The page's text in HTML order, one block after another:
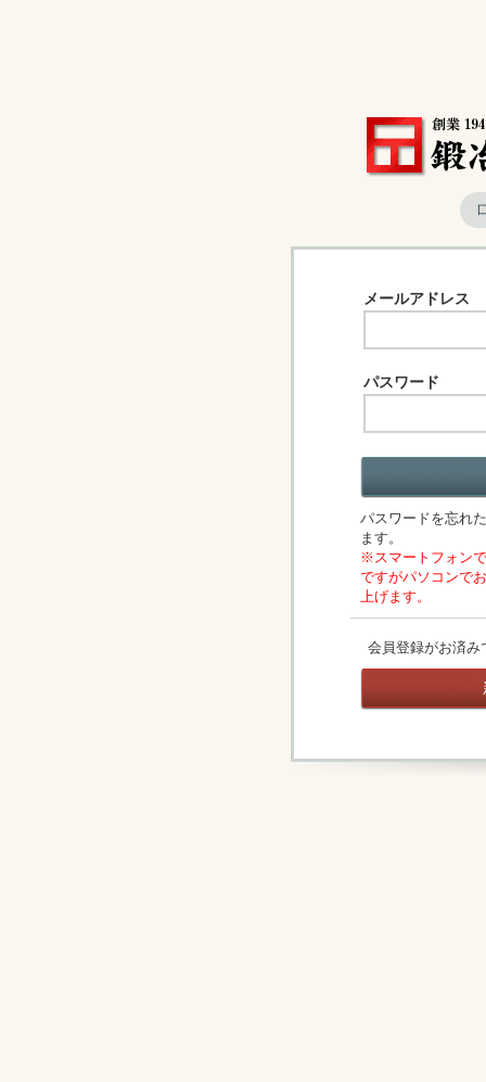
メールアドレス
パスワード
パスワードを忘れ
ます。
※スマートフォン
ですがパソコンで
上げます。
会員登録がお済み